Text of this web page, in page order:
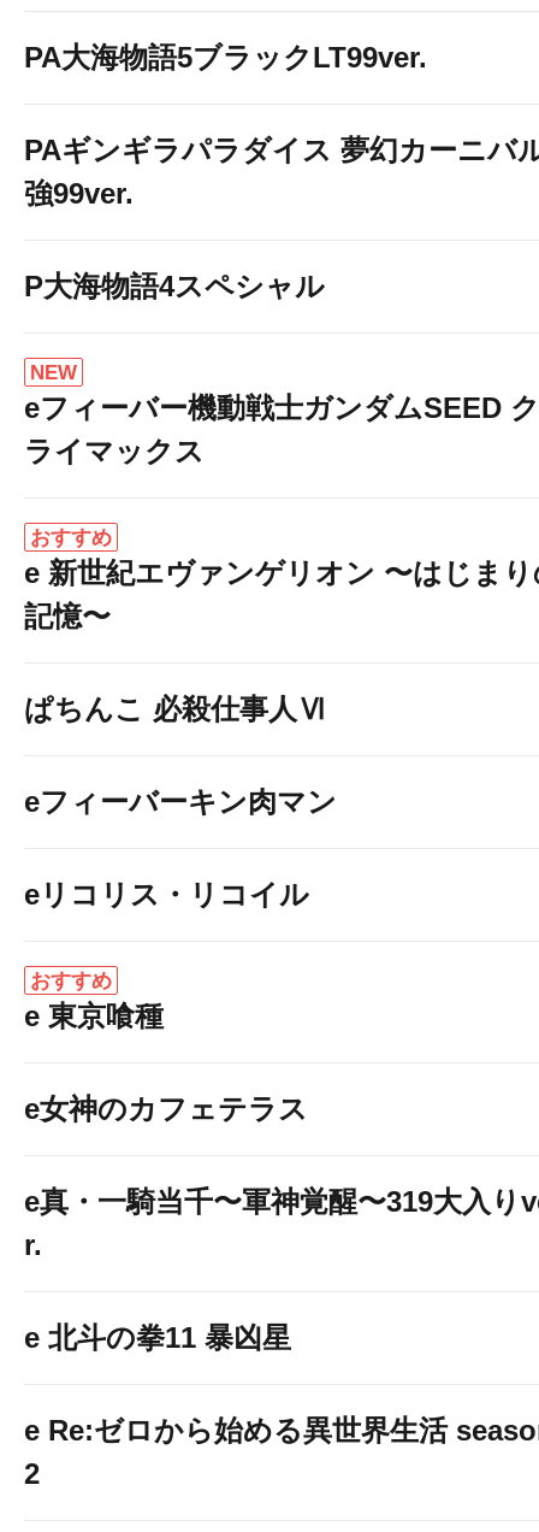
PA大海物語5ブラックLT99ver.
PAギンギラパラダイス 夢幻カーニバ
強99ver.
P大海物語4スペシャル
NEW
eフィーバー機動戦士ガンダムSEED ク
ライマックス
おすすめ
e 新世紀エヴァンゲリオン 〜はじま
記憶〜
ぱちんこ 必殺仕事人Ⅵ
eフィーバーキン肉マン
eリコリス・リコイル
おすすめ
e 東京喰種
e女神のカフェテラス
e真・一騎当千〜軍神覚醒〜319大入り
r.
e 北斗の拳11 暴凶星
e Re:ゼロから始める異世界生活
2